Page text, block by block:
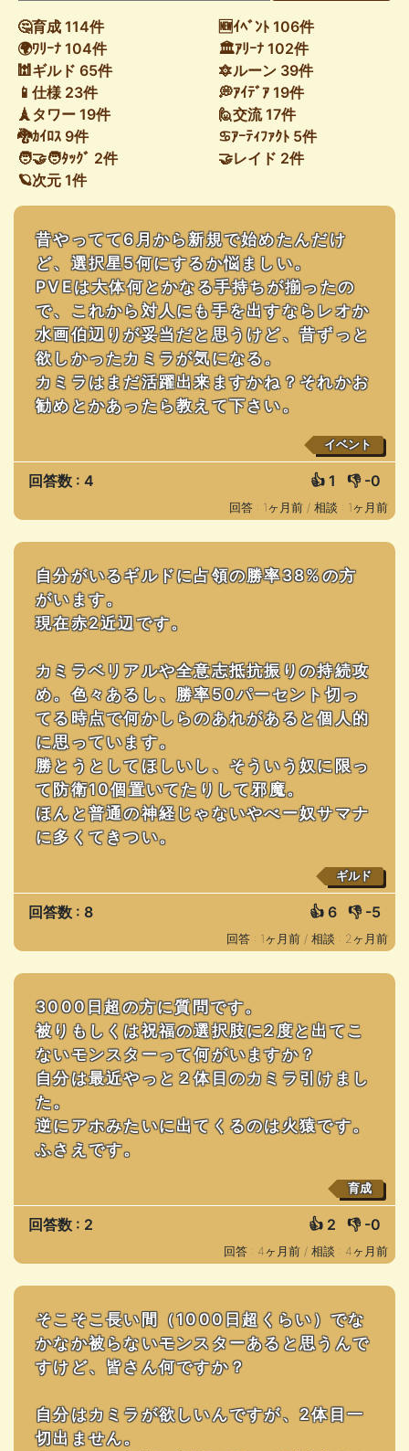
🤔育成 114件
🆕ｲﾍﾞﾝﾄ 106件
🌍ﾜﾘｰﾅ 104件
🏛ｱﾘｰﾅ 102件
🕍ギルド 65件
🔯ルーン 39件
📱仕様 23件
💭ｱｲﾃﾞｱ 19件
🗼タワー 19件
🙋交流 17件
🐉ｶｲﾛｽ 9件
♋ｱｰﾃｨﾌｧｸﾄ 5件
🧑‍🤝‍🧑ﾀｯｸﾞ 2件
🤝レイド 2件
🪐次元 1件
昔やってて6月から新規で始めたんだけ
ど、選択星5何にするか悩ましい。
PVEは大体何とかなる手持ちが揃ったの
で、これから対人にも手を出すならレオか
水画伯辺りが妥当だと思うけど、昔ずっと
欲しかったカミラが気になる。
カミラはまだ活躍出来ますかね？それかお
勧めとかあったら教えて下さい。
イベント
回答数 : 4 👍 1 👎 -0
回答 : 1ヶ月前 / 相談 : 1ヶ月前
自分がいるギルドに占領の勝率38%の方
がいます。
現在赤2近辺です。
カミラベリアルや全意志抵抗振りの持続攻
め。色々あるし、勝率50パーセント切っ
てる時点で何かしらのあれがあると個人的
に思っています。
勝とうとしてほしいし、そういう奴に限っ
て防衛10個置いてたりして邪魔。
ほんと普通の神経じゃないやべー奴サマナ
に多くてきつい。
ギルド
回答数 : 8 👍 6 👎 -5
回答 : 1ヶ月前 / 相談 : 2ヶ月前
3000日超の方に質問です。
被りもしくは祝福の選択肢に2度と出てこ
ないモンスターって何がいますか？
自分は最近やっと２体目のカミラ引けまし
た。
逆にアホみたいに出てくるのは火猿です。
ふさえです。
育成
回答数 : 2 👍 2 👎 -0
回答 : 4ヶ月前 / 相談 : 4ヶ月前
そこそこ長い間（1000日超くらい）でな
かなか被らないモンスターあると思うんで
すけど、皆さん何ですか？
自分はカミラが欲しいんですが、2体目一
切出ません。